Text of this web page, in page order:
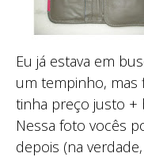
Eu já estava em
um tempinho, mas
tinha preço justo +
Nessa foto vocês
depois (na